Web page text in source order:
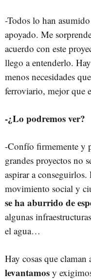
-Todos lo han
apoyado. Me
acuerdo con este
llego a entenderlo.
menos necesidades
ferroviario, mejor que
-¿Lo podremos ver?
-Confío firmemente y
grandes proyectos no
aspirar a
movimiento social y
se ha aburrido de
algunas
el agua…
Hay cosas que claman
levantamos y